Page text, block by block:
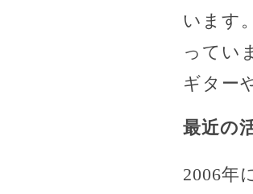
います
ってい
ギター
最近の
2006年